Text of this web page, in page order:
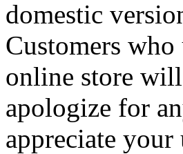
domestic
Customers
online store
apologize for
appreciate